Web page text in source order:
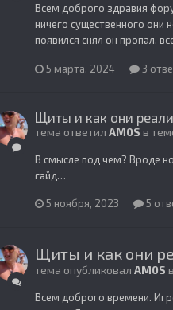
Всем доброго здравия
ничего существенного они
появился снял он пропал.
5 марта, 2024 3
Щиты и как они
тема ответил AM0S в
В смысле под чем? Вроде
гайд…
5 ноября, 2023 5
Щиты и как они
тема опубликовал AM0S в
Всем доброго времени.